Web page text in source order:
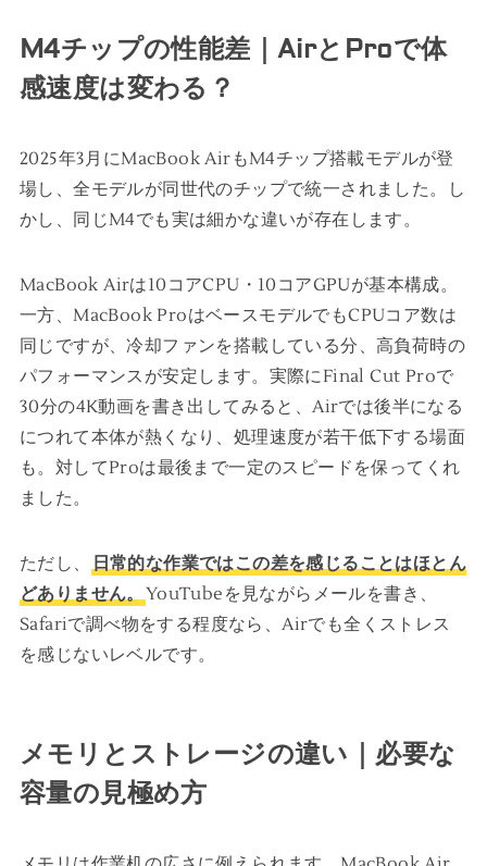
M4チップの性能差｜AirとProで体
感速度は変わる？
2025年3月にMacBook AirもM4チップ搭載モデルが登
場し、全モデルが同世代のチップで統一されました。し
かし、同じM4でも実は細かな違いが存在します。
MacBook Airは10コアCPU・10コアGPUが基本構成。
一方、MacBook ProはベースモデルでもCPUコア数は
同じですが、冷却ファンを搭載している分、高負荷時の
パフォーマンスが安定します。実際にFinal Cut Proで
30分の4K動画を書き出してみると、Airでは後半になる
につれて本体が熱くなり、処理速度が若干低下する場面
も。対してProは最後まで一定のスピードを保ってくれ
ました。
ただし、 日常的な作業ではこの差を感じることはほとん
どありません。YouTubeを見ながらメールを書き、
Safariで調べ物をする程度なら、Airでも全くストレス
を感じないレベルです。
メモリとストレージの違い｜必要な
容量の見極め方